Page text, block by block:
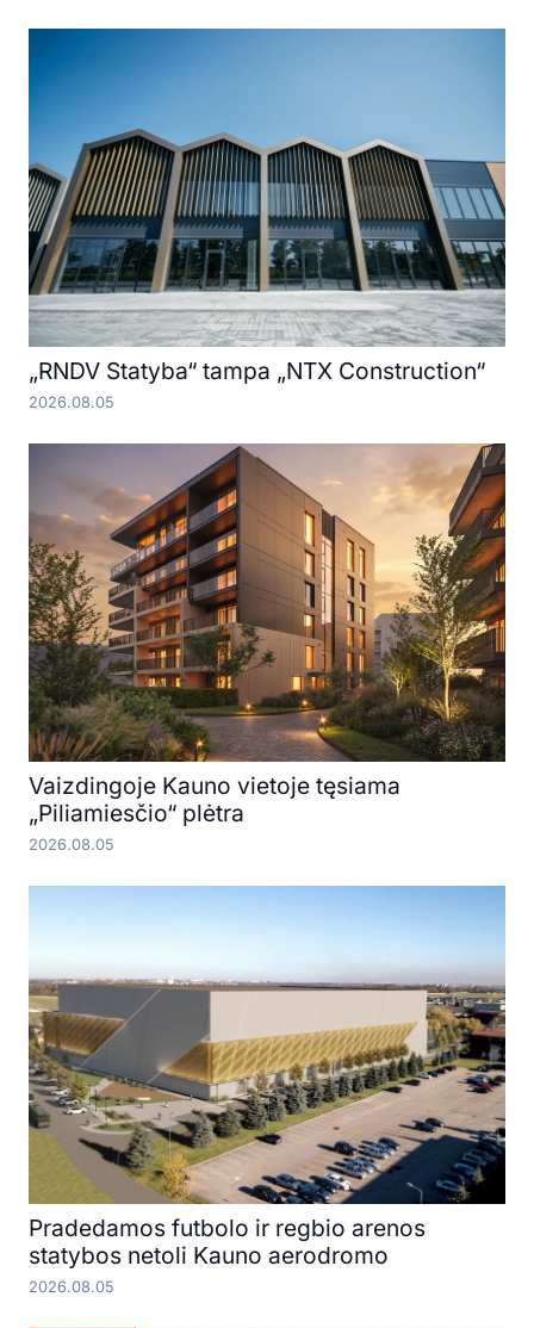
„RNDV Statyba“ tampa „NTX Construction“
2026.08.05
Vaizdingoje Kauno vietoje tęsiama
„Piliamiesčio“ plėtra
2026.08.05
Pradedamos futbolo ir regbio arenos
statybos netoli Kauno aerodromo
2026.08.05